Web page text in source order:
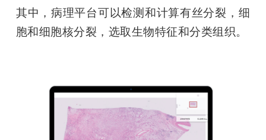
其中，病理平台可以检测和计算有丝分裂，细
胞和细胞核分裂，选取生物特征和分类组织。